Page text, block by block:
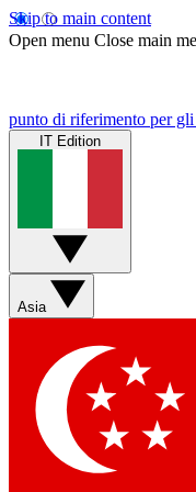
Skip to main content
Open menu Close main
punto di riferimento per
IT Edition
Asia